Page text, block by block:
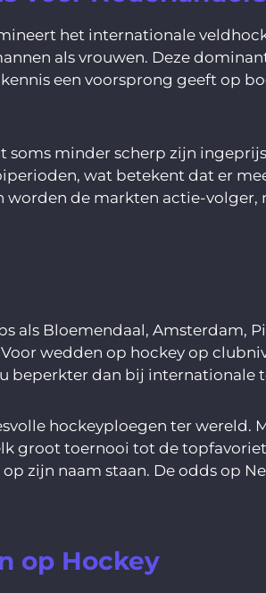
het internationale
als vrouwen. Deze
een voorsprong geeft op
minder scherp zijn
wat betekent dat er
worden de markten actie-
als Bloemendaal, Amsterdam,
wedden op hockey op
beperkter dan bij internationale
hockeyploegen ter wereld.
groot toernooi tot de
zijn naam staan. De odds op
op Hockey